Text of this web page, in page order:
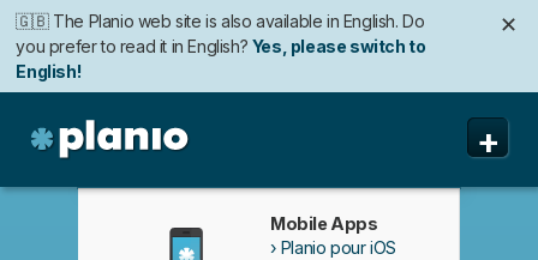
🇬🇧 The Planio web site is also available in English. Do
you prefer to read it in English? Yes, please switch to
English!
✕
Möchten Sie lieber auf Deutsch weiterlesen?
Deutsch wechseln!
✕
+
Mobile Apps
Planio pour iOS